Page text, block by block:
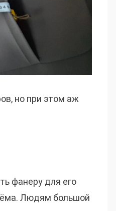
но при этом аж
фанеру для его
Людям большой